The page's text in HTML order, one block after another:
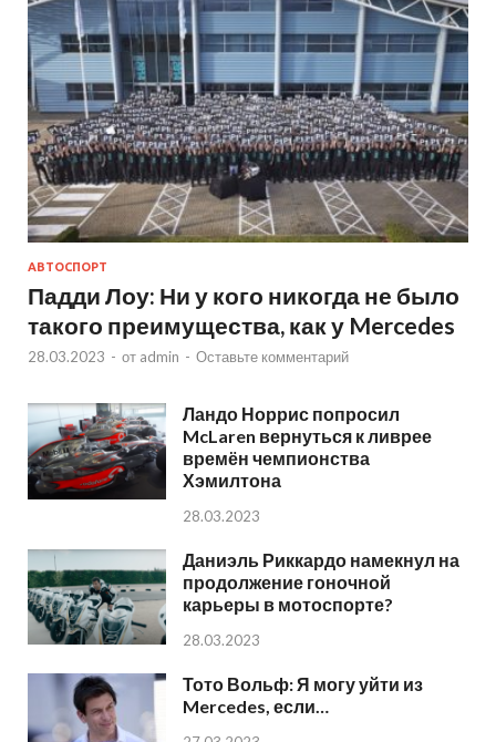
АВТОСПОРТ
Падди Лоу: Ни у кого никогда не было
такого преимущества, как у Mercedes
28.03.2023 - от admin - Оставьте комментарий
Ландо Норрис попросил
McLaren вернуться к ливрее
времён чемпионства
Хэмилтона
28.03.2023
Даниэль Риккардо намекнул на
продолжение гоночной
карьеры в мотоспорте?
28.03.2023
Тото Вольф: Я могу уйти из
Mercedes, если…